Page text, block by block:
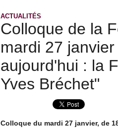
ACTUALITÉS
Colloque de la
mardi 27
aujourd'hui : la
Yves Bréchet"
Colloque du mardi 27 janvier, de